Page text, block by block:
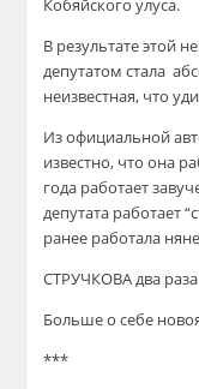
Кобяйского улуса.
В результате этой
депутатом стала
неизвестная, что
Из официальной
известно, что она
года работает
депутата работает
ранее работала
СТРУЧКОВА два раза
Больше о себе
***